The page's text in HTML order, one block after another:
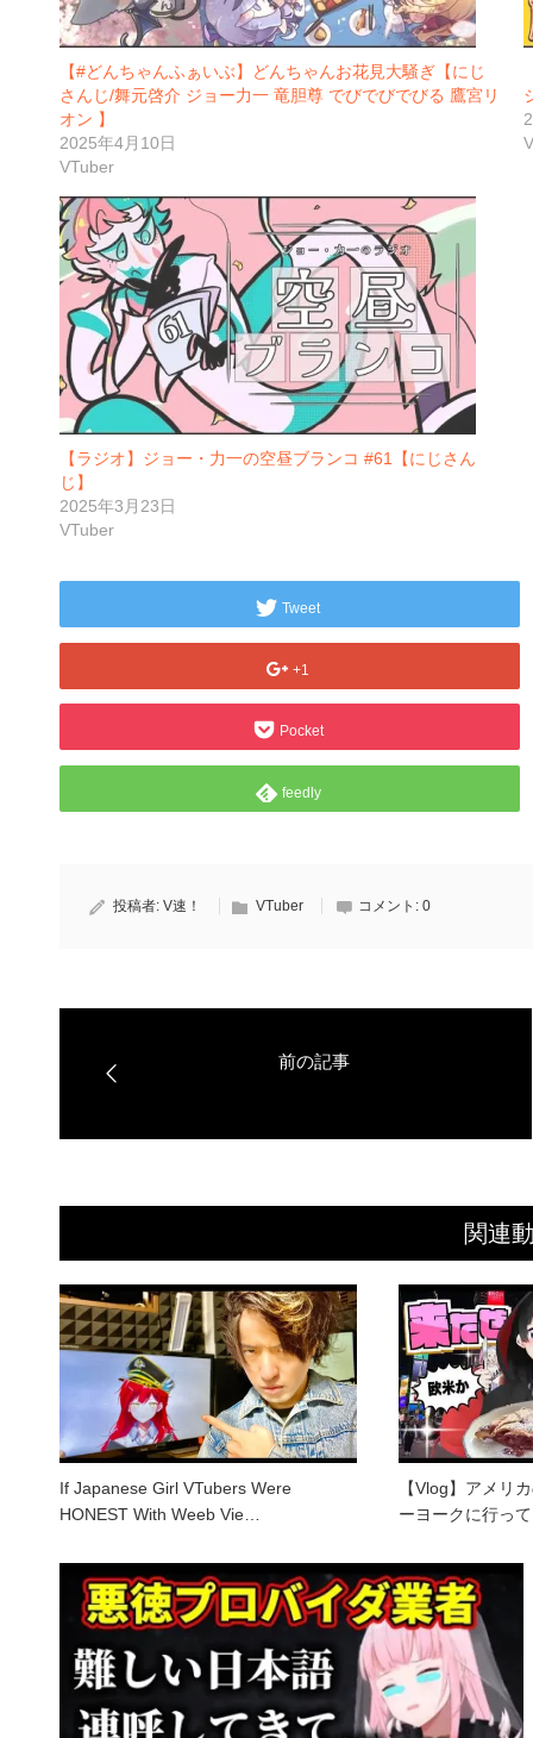
【#どんちゃんふぁいぶ】どんちゃんお花見大騒ぎ【にじ
さんじ/舞元啓介 ジョー力一 竜胆尊 でびでびでびる 鷹宮リ
オン 】
2025年4月10日
VTuber
【ラジオ】ジョー・力一の空昼ブランコ #61【にじさん
じ】
2025年3月23日
VTuber
Tweet
+1
Pocket
feedly
投稿者: V速！ VTuber コメント: 0
関連
If Japanese Girl VTubers Were
HONEST With Weeb Vie…
【Vlog】アメリ
ーヨークに行っ